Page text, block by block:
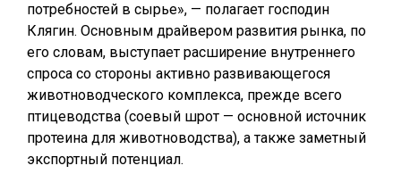
потребностей в сырье», — полагает господин
Клягин. Основным драйвером развития рынка, по
его словам, выступает расширение внутреннего
спроса со стороны активно развивающегося
животноводческого комплекса, прежде всего
птицеводства (соевый шрот — основной источник
протеина для животноводства), а также заметный
экспортный потенциал.